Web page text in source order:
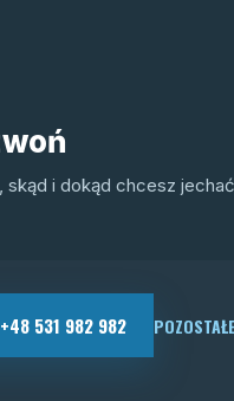
skąd i dokąd chcesz
+48 531 982 982